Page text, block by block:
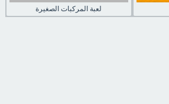
لعبة المركبات الصغيرة